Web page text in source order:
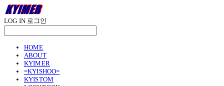
LOG IN 로그인
HOME
ABOUT
KYIMER
=KYISHOO=
KYISTOM